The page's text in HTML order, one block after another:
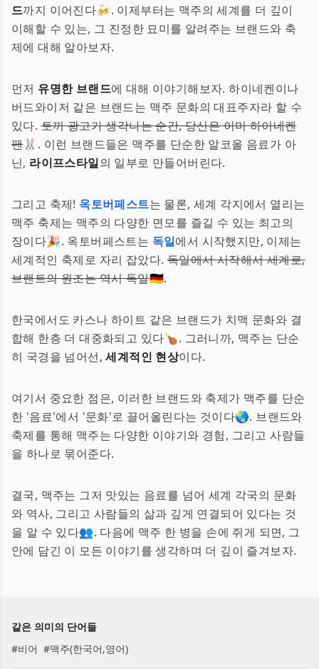
드까지 이어진다🍻. 이제부터는 맥주의 세계를 더 깊이
이해할 수 있는, 그 진정한 묘미를 알려주는 브랜드와 축
제에 대해 알아보자.
먼저 유명한 브랜드에 대해 이야기해보자. 하이네켄이나
버드와이저 같은 브랜드는 맥주 문화의 대표주자라 할 수
있다.토끼 광고가 생각나는 순간, 당신은 이미 하이네켄
팬🐰. 이런 브랜드들은 맥주를 단순한 알코올 음료가 아
닌, 라이프스타일의 일부로 만들어버린다.
그리고 축제! 옥토버페스트는 물론, 세계 각지에서 열리는
맥주 축제는 맥주의 다양한 면모를 즐길 수 있는 최고의
장이다🎉. 옥토버페스트는 독일에서 시작했지만, 이제는
세계적인 축제로 자리 잡았다.독일에서 시작해서 세계로,
브랜트의 원조는 역시 독일🇩🇪.
한국에서도 카스나 하이트 같은 브랜드가 치맥 문화와 결
합해 한층 더 대중화되고 있다🍗. 그러니까, 맥주는 단순
히 국경을 넘어선,세계적인 현상이다.
여기서 중요한 점은, 이러한 브랜드와 축제가 맥주를 단순
한 '음료'에서 '문화'로 끌어올린다는 것이다🌏. 브랜드와
축제를 통해 맥주는 다양한 이야기와 경험, 그리고 사람들
을 하나로 묶어준다.
결국, 맥주는 그저 맛있는 음료를 넘어 세계 각국의 문화
와 역사, 그리고 사람들의 삶과 깊게 연결되어 있다는 것
을 알 수 있다👥. 다음에 맥주 한 병을 손에 쥐게 되면, 그
안에 담긴 이 모든 이야기를 생각하며 더 깊이 즐겨보자.
같은 의미의 단어들
#비어 #맥주(한국어,영어)